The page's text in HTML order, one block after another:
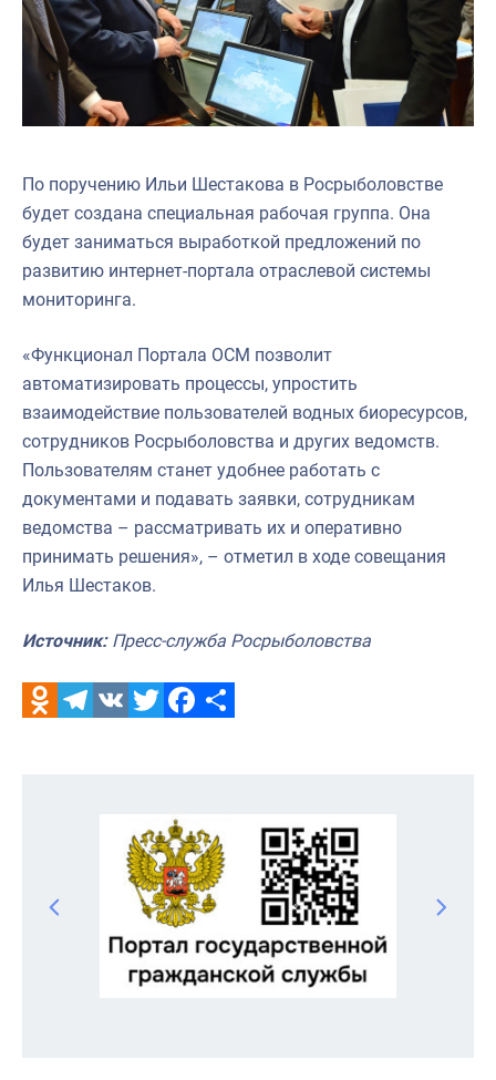
По поручению Ильи Шестакова в Росрыболовстве
будет создана специальная рабочая группа. Она
будет заниматься выработкой предложений по
развитию интернет-портала отраслевой системы
мониторинга.
«Функционал Портала ОСМ позволит
автоматизировать процессы, упростить
взаимодействие пользователей водных биоресурсов,
сотрудников Росрыболовства и других ведомств.
Пользователям станет удобнее работать с
документами и подавать заявки, сотрудникам
ведомства – рассматривать их и оперативно
принимать решения», – отметил в ходе совещания
Илья Шестаков.
Источник:Пресс-служба Росрыболовства